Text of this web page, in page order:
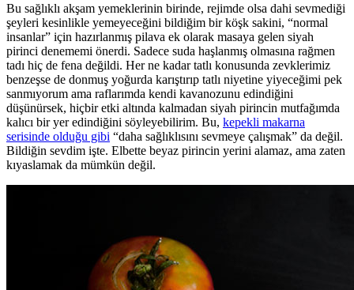
Bu sağlıklı akşam yemeklerinin birinde, rejimde olsa dahi sevmediği
şeyleri kesinlikle yemeyeceğini bildiğim bir köşk sakini, “normal
insanlar” için hazırlanmış pilava ek olarak masaya gelen siyah
pirinci denememi önerdi. Sadece suda haşlanmış olmasına rağmen
tadı hiç de fena değildi. Her ne kadar tatlı konusunda zevklerimiz
benzeşse de donmuş yoğurda karıştırıp tatlı niyetine yiyeceğimi pek
sanmıyorum ama raflarımda kendi kavanozunu edindiğini
düşünürsek, hiçbir etki altında kalmadan siyah pirincin mutfağımda
kalıcı bir yer edindiğini söyleyebilirim. Bu, kepekli makarna
serisinde olduğu gibi “daha sağlıklısını sevmeye çalışmak” da değil.
Bildiğin sevdim işte. Elbette beyaz pirincin yerini alamaz, ama zaten
kıyaslamak da mümkün değil.